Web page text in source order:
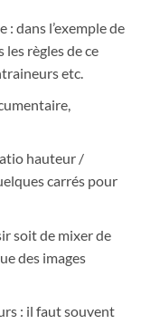
dans l’exemple de
les règles de ce
etc.
hauteur /
carrés pour
soit de mixer de
des images
: il faut souvent